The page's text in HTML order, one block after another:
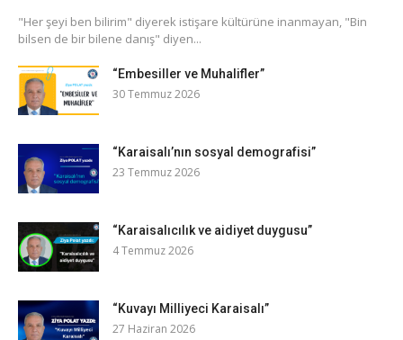
​"Her şeyi ben bilirim" diyerek istişare kültürüne inanmayan, "Bin
bilsen de bir bilene danış" diyen...
“Embesiller ve Muhalifler”
30 Temmuz 2026
“Karaisalı’nın sosyal demografisi”
23 Temmuz 2026
“Karaisalıcılık ve aidiyet duygusu”
4 Temmuz 2026
“Kuvayı Milliyeci Karaisalı”
27 Haziran 2026